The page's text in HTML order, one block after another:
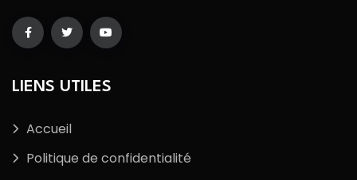
LIENS UTILES
Accueil
Politique de confidentialité